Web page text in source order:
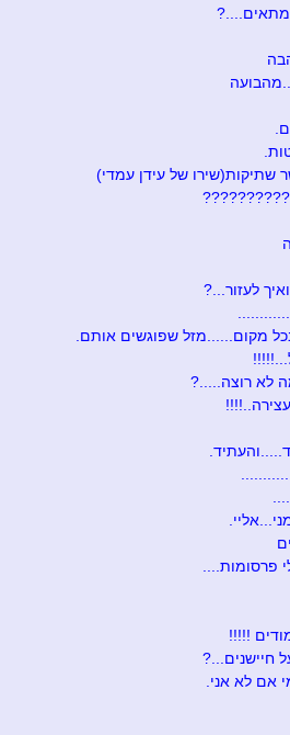
שתיקות(שירו של עידן עמדי)
לעזור...?
מקום......מזל שפוגשים אותם.
לא רוצה.....?
פרסומות....
!!!!!
חיישנים...?
אם לא אני.